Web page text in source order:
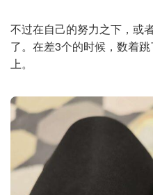
不过在自己的努力之下，或
了。在差3个的时候，数着
上。